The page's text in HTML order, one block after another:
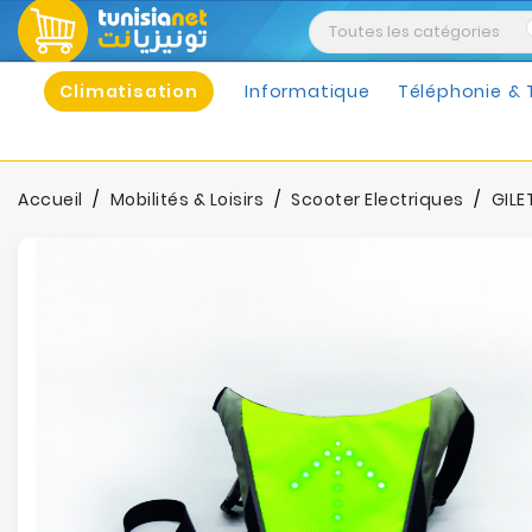
Climatisation Informatique Téléphonie &
Accueil Mobilités & Loisirs Scooter Electriques